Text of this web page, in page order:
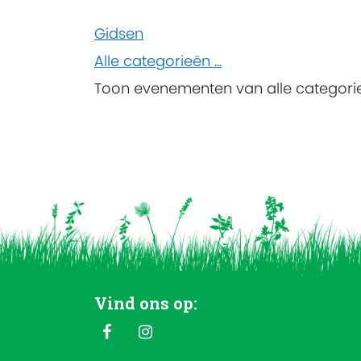
Gidsen
Alle categorieën ...
Toon evenementen van alle
Vind ons op: